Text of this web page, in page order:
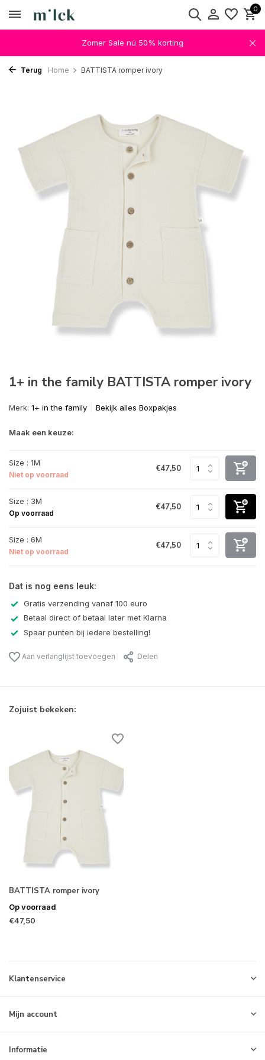
0
Zomer Sale nú 50% korting
Terug Home BATTISTA romper ivory
1+ in the family BATTISTA romper ivory
Merk: 1+ in the family Bekijk alles Boxpakjes
Maak een keuze:
Size : 1M
Niet op voorraad
€47,50
Size : 3M
Op voorraad
€47,50
Size : 6M
Niet op voorraad
€47,50
Dat is nog eens leuk:
Gratis verzending vanaf 100 euro
Betaal direct of betaal later met Klarna
Spaar punten bij iedere bestelling!
Aan verlanglijst toevoegen Delen
Zojuist bekeken:
BATTISTA romper ivory
Op voorraad
€47,50
Klantenservice
Mijn account
Informatie